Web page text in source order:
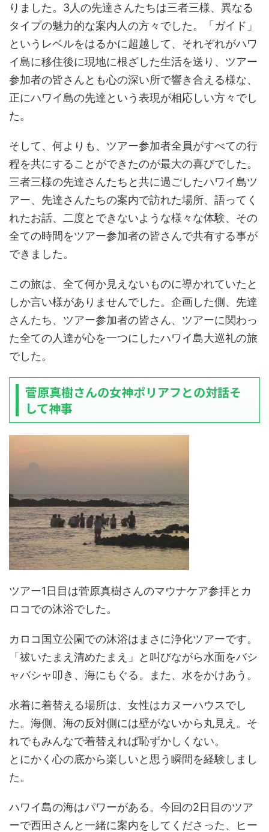
りました。3人の先達さんたちは三者三様、異なる
タイプの魅力的な案内人の方々でした。「ガイド」
というレベルをはるかに超越して、それぞれがハワ
イ島に移住後に現地に根ざした生活を送り、ツアー
参加者の皆さんとも心の深い所で響き合える様な、
正にハワイ島の先達という表現が相応しい方々でし
た。
そして、何よりも、ツアー参加者全員がすべての行
程を共にすることができたのが最大の喜びでした。
三者三様の先達さんたちと共に過ごしたハワイ島ツ
アー、先達さんたちの案内で訪れた場所、語ってく
れたお話、二度とできないような様々な体験、その
全ての時間をツアー参加者の皆さんで共有する事が
できました。
この旅は、全て何か見えないものに導かれていたと
しか言い様がありませんでした。企画した側、先達
さんたち、ツアー参加者の皆さん、ツアーに関わっ
た全ての人達が心を一つにしたハワイ島大巡礼の旅
でした。
菅原真樹さんの女神ポリアフとの対話そ
して神事
ツアー1日目は菅原真樹さんのマウナケア参拝とカ
ロコでの沐浴でした。
カロコ国立公園での沐浴はまさに浄化ツアーです。
「祓いたまえ清めたまえ」と叫びながら水面をバシ
ャバシャ叩き、海にもぐる。また、水をかけあう。
水着に着替える場所は、女性はカヌーハウスでし
た。海側、海の反対側には壁がないから丸見え。そ
れでもみんなで着替えれば恥ずかしくない。
とにかく心の底から楽しいと思う瞬間を経験しまし
た。
ハワイ島の海はパワーがある。今回の2日目のツア
ーで西田さんと一緒に案内をしてくださった、ヒー